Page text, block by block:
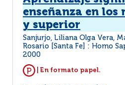
enseñanza en los
y superior
Sanjurjo, Liliana Olga Vera,
Rosario [Santa Fe] : Homo
2000
| En formato papel.